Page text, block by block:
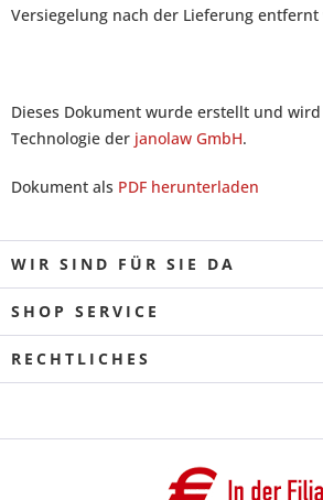
Versiegelung nach der Lieferung entfernt
Dieses Dokument wurde erstellt und
Technologie der janolaw GmbH.
Dokument als PDF herunterladen
WIR SIND FÜR SIE DA
SHOP SERVICE
RECHTLICHES